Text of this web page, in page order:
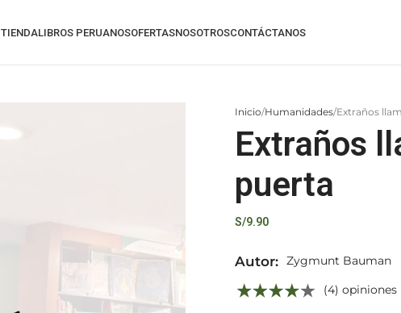
TIENDALIBROS PERUANOSOFERTASNOSOTROSCONTÁCTANOS
Inicio Humanidades Extraños
Extraños
puerta
S/9.90
Autor: Zygmunt Bauman
(4) opiniones